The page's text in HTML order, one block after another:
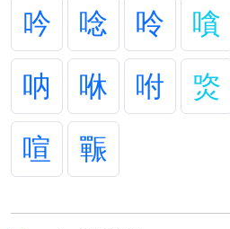
吟
唸 呤 嗿
呐
咻 咐 焁
喧
辴